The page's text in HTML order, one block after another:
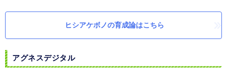
ヒシアケボノの育成論はこちら
アグネスデジタル